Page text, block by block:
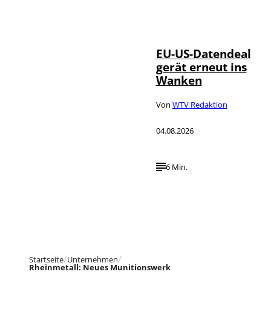
EU-US-Datendeal
gerät erneut ins
Wanken
Von WTV Redaktion
04.08.2026
6 Min.
Startseite Unternehmen
Rheinmetall: Neues Munitionswerk